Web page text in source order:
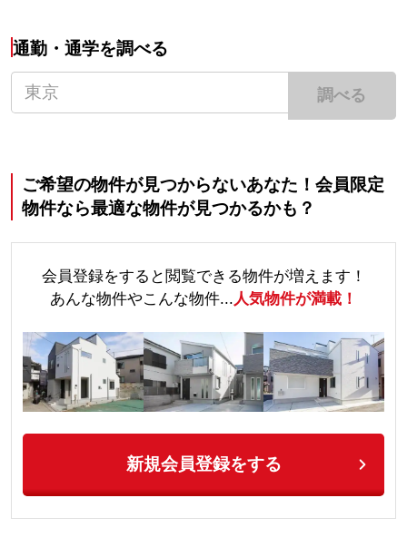
通勤・通学を調べる
調べる
ご希望の物件が見つからないあなた！会員限定
物件なら最適な物件が見つかるかも？
会員登録をすると閲覧できる物件が増えます！
あんな物件やこんな物件...人気物件が満載！
新規会員登録をする